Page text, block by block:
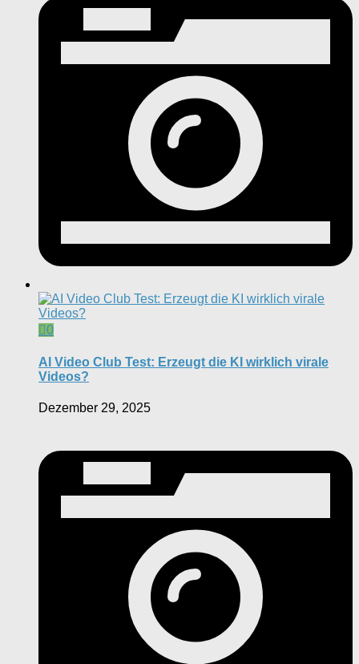
0
AI Video Club Test: Erzeugt die KI wirklich virale
Videos?
Dezember 29, 2025